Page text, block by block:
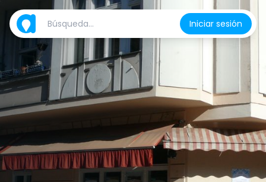
Iniciar sesión